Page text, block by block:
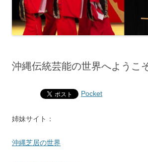
沖縄伝統芸能の世界へようこ
Pocket
姉妹サイト：
沖縄芝居の世界